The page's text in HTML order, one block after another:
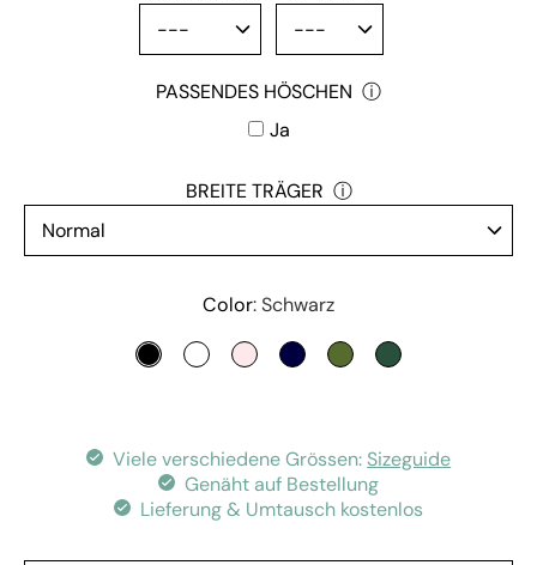
PASSENDES HÖSCHEN ⓘ
Ja
BREITE TRÄGER ⓘ
Color Schwarz
SCHWARZ
IVORY DAHLIA ROSE
NIGHT BLUE
OLIVE JADE GREEN
Variante auswählen
Viele verschiedene Grössen: Sizeguide
Genäht auf Bestellung
Lieferung & Umtausch kostenlos